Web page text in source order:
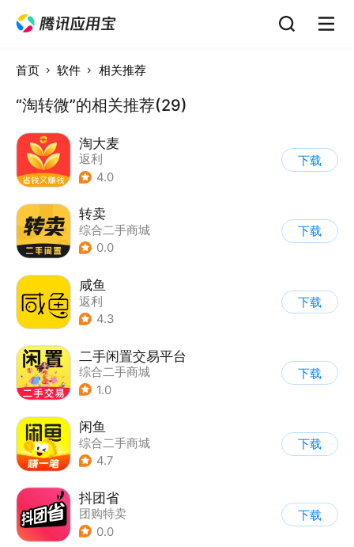
首页 软件 相关推荐
“淘转微”的相关推荐(29)
淘大麦
返利
4.0
下载
转卖
综合二手商城
0.0
下载
咸鱼
返利
4.3
下载
二手闲置交易平台
综合二手商城
1.0
下载
闲鱼
综合二手商城
4.7
下载
抖团省
团购特卖
0.0
下载